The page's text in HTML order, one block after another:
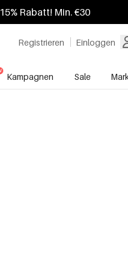
Rabatt! Min. €30
Registrieren Einloggen
Kampagnen Sale